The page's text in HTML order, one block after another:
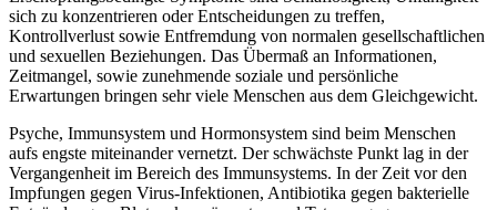
sich zu konzentrieren oder Entscheidungen zu treffen,
Kontrollverlust sowie Entfremdung von normalen gesellschaftlichen
und sexuellen Beziehungen. Das Übermaß an Informationen,
Zeitmangel, sowie zunehmende soziale und persönliche
Erwartungen bringen sehr viele Menschen aus dem Gleichgewicht.
Psyche, Immunsystem und Hormonsystem sind beim Menschen
aufs engste miteinander vernetzt. Der schwächste Punkt lag in der
Vergangenheit im Bereich des Immunsystems. In der Zeit vor den
Impfungen gegen Virus-Infektionen, Antibiotika gegen bakterielle